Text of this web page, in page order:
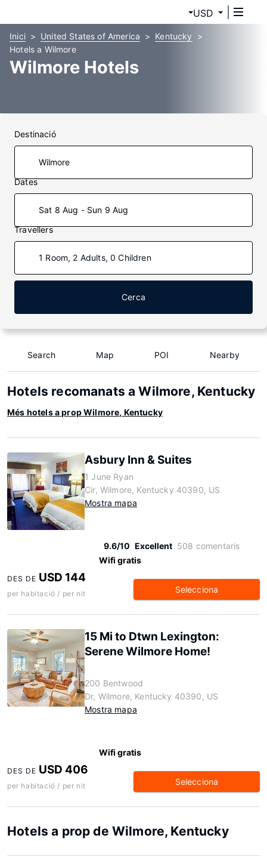
USD
Inici United States of America
Kentucky
Hotels a Wilmore
Wilmore Hotels
Destinació
Dates
Sat 8 Aug - Sun 9 Aug
Travellers
1 Room, 2 Adults, 0 Children
Cerca
Search Map POI Nearby
Hotels recomanats a Wilmore, Kentucky
Més hotels a prop Wilmore, Kentucky
Asbury Inn & Suites
1 June Ryan
Cir, Wilmore, Kentucky 40390, US
Mostra mapa
9.6/10 Excellent 508 comentaris
Wifi gratis
DES DE USD 144
per habitació / per nit Selecciona
15 Mi to Dtwn Lexington:
Serene Wilmore Home!
200 Bentwood
Dr, Wilmore, Kentucky 40390, US
Mostra mapa
Wifi gratis
DES DE USD 406
per habitació / per nit Selecciona
Hotels a prop de Wilmore, Kentucky